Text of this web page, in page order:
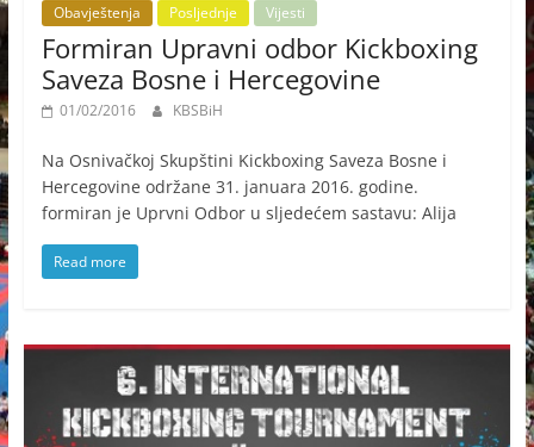
Obavještenja Posljednje Vijesti
Formiran Upravni odbor Kickboxing
Saveza Bosne i Hercegovine
01/02/2016 KBSBiH
Na Osnivačkoj Skupštini Kickboxing Saveza Bosne i
Hercegovine održane 31. januara 2016. godine.
formiran je Uprvni Odbor u sljedećem sastavu: Alija
Read more